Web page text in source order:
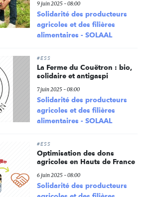
9 juin 2025 - 08:00
Solidarité des producteurs
agricoles et des filières
alimentaires - SOLAAL
#ESS
La Ferme du Couëtron : bio,
solidaire et antigaspi
7 juin 2025 - 08:00
Solidarité des producteurs
agricoles et des filières
alimentaires - SOLAAL
#ESS
Optimisation des dons
agricoles en Hauts de France
6 juin 2025 - 08:00
Solidarité des producteurs